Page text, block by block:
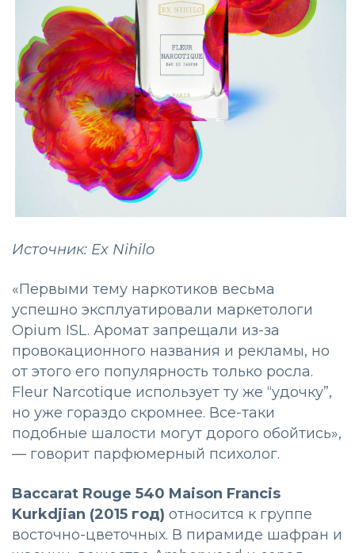
Источник: Ex Nihilo
«Первыми тему наркотиков весьма
успешно эксплуатировали маркетологи
Opium ISL. Аромат запрещали из-за
провокационного названия и рекламы, но
от этого его популярность только росла.
Fleur Narcotique использует ту же “удочку”,
но уже гораздо скромнее. Все-таки
подобные шалости могут дорого обойтись»,
— говорит парфюмерный психолог.
Baccarat Rouge 540 Maison Francis
Kurkdjian (2015 год) относится к группе
восточно-цветочных. В пирамиде шафран и